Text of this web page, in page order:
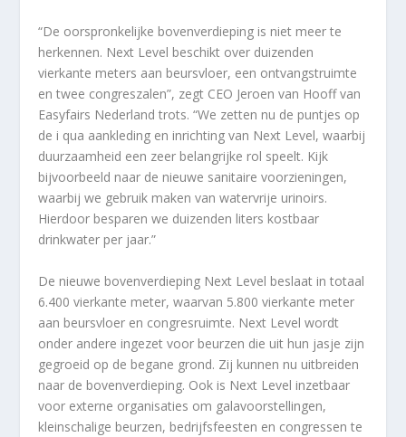
“De oorspronkelijke bovenverdieping is niet meer te
herkennen. Next Level beschikt over duizenden
vierkante meters aan beursvloer, een ontvangstruimte
en twee congreszalen”, zegt CEO Jeroen van Hooff van
Easyfairs Nederland trots. “We zetten nu de puntjes op
de i qua aankleding en inrichting van Next Level, waarbij
duurzaamheid een zeer belangrijke rol speelt. Kijk
bijvoorbeeld naar de nieuwe sanitaire voorzieningen,
waarbij we gebruik maken van watervrije urinoirs.
Hierdoor besparen we duizenden liters kostbaar
drinkwater per jaar.”
De nieuwe bovenverdieping Next Level beslaat in totaal
6.400 vierkante meter, waarvan 5.800 vierkante meter
aan beursvloer en congresruimte. Next Level wordt
onder andere ingezet voor beurzen die uit hun jasje zijn
gegroeid op de begane grond. Zij kunnen nu uitbreiden
naar de bovenverdieping. Ook is Next Level inzetbaar
voor externe organisaties om galavoorstellingen,
kleinschalige beurzen, bedrijfsfeesten en congressen te